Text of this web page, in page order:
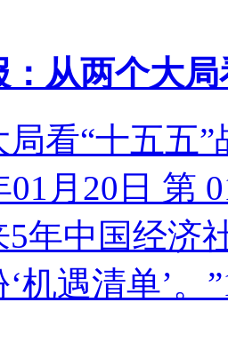
：从两个大
局看“十五五
01月20日 第
5年中国经济
机遇清单’